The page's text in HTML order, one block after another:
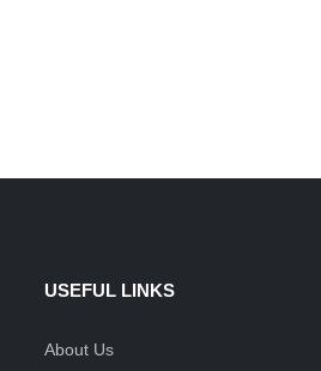
USEFUL LINKS
About Us